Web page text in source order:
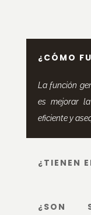
¿CÓMO
La función
es mejorar
eficiente y
¿TIENEN
¿SON